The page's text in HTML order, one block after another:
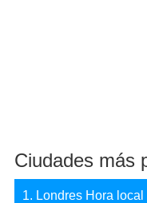
Ciudades más
1. Londres Hora local